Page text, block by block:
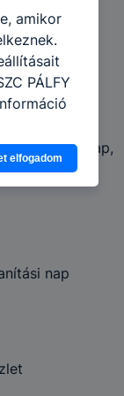
nap
tanítási nap,
nap
amikor
PÁLFY
ha
és hogyan
és
elfogadom